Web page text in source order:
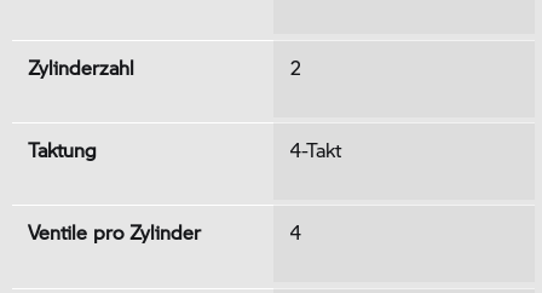
Zylinderzahl 2
Taktung 4-Takt
Ventile pro Zylinder 4